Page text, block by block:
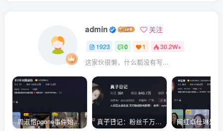
admin 关注
1923 0 1 30.2W+
这家伙很懒，什么都没有写...
周淑怡pgone事件始末，周淑怡现状 真子日记：粉丝千万的真子日记是最懂反转的网红吗？